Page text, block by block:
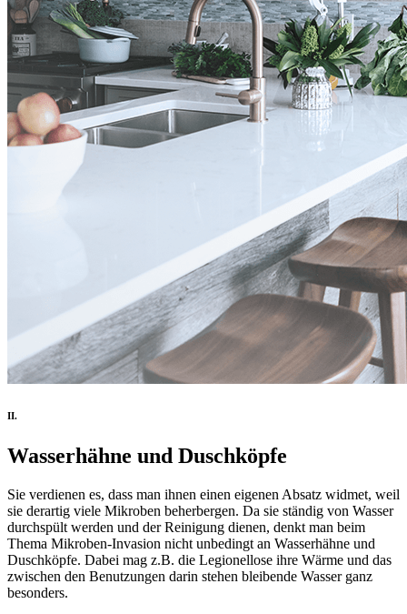
II.
Wasserhähne und Duschköpfe
Sie verdienen es, dass man ihnen einen eigenen Absatz widmet, weil
sie derartig viele Mikroben beherbergen. Da sie ständig von Wasser
durchspült werden und der Reinigung dienen, denkt man beim
Thema Mikroben-Invasion nicht unbedingt an Wasserhähne und
Duschköpfe. Dabei mag z.B. die Legionellose ihre Wärme und das
zwischen den Benutzungen darin stehen bleibende Wasser ganz
besonders.